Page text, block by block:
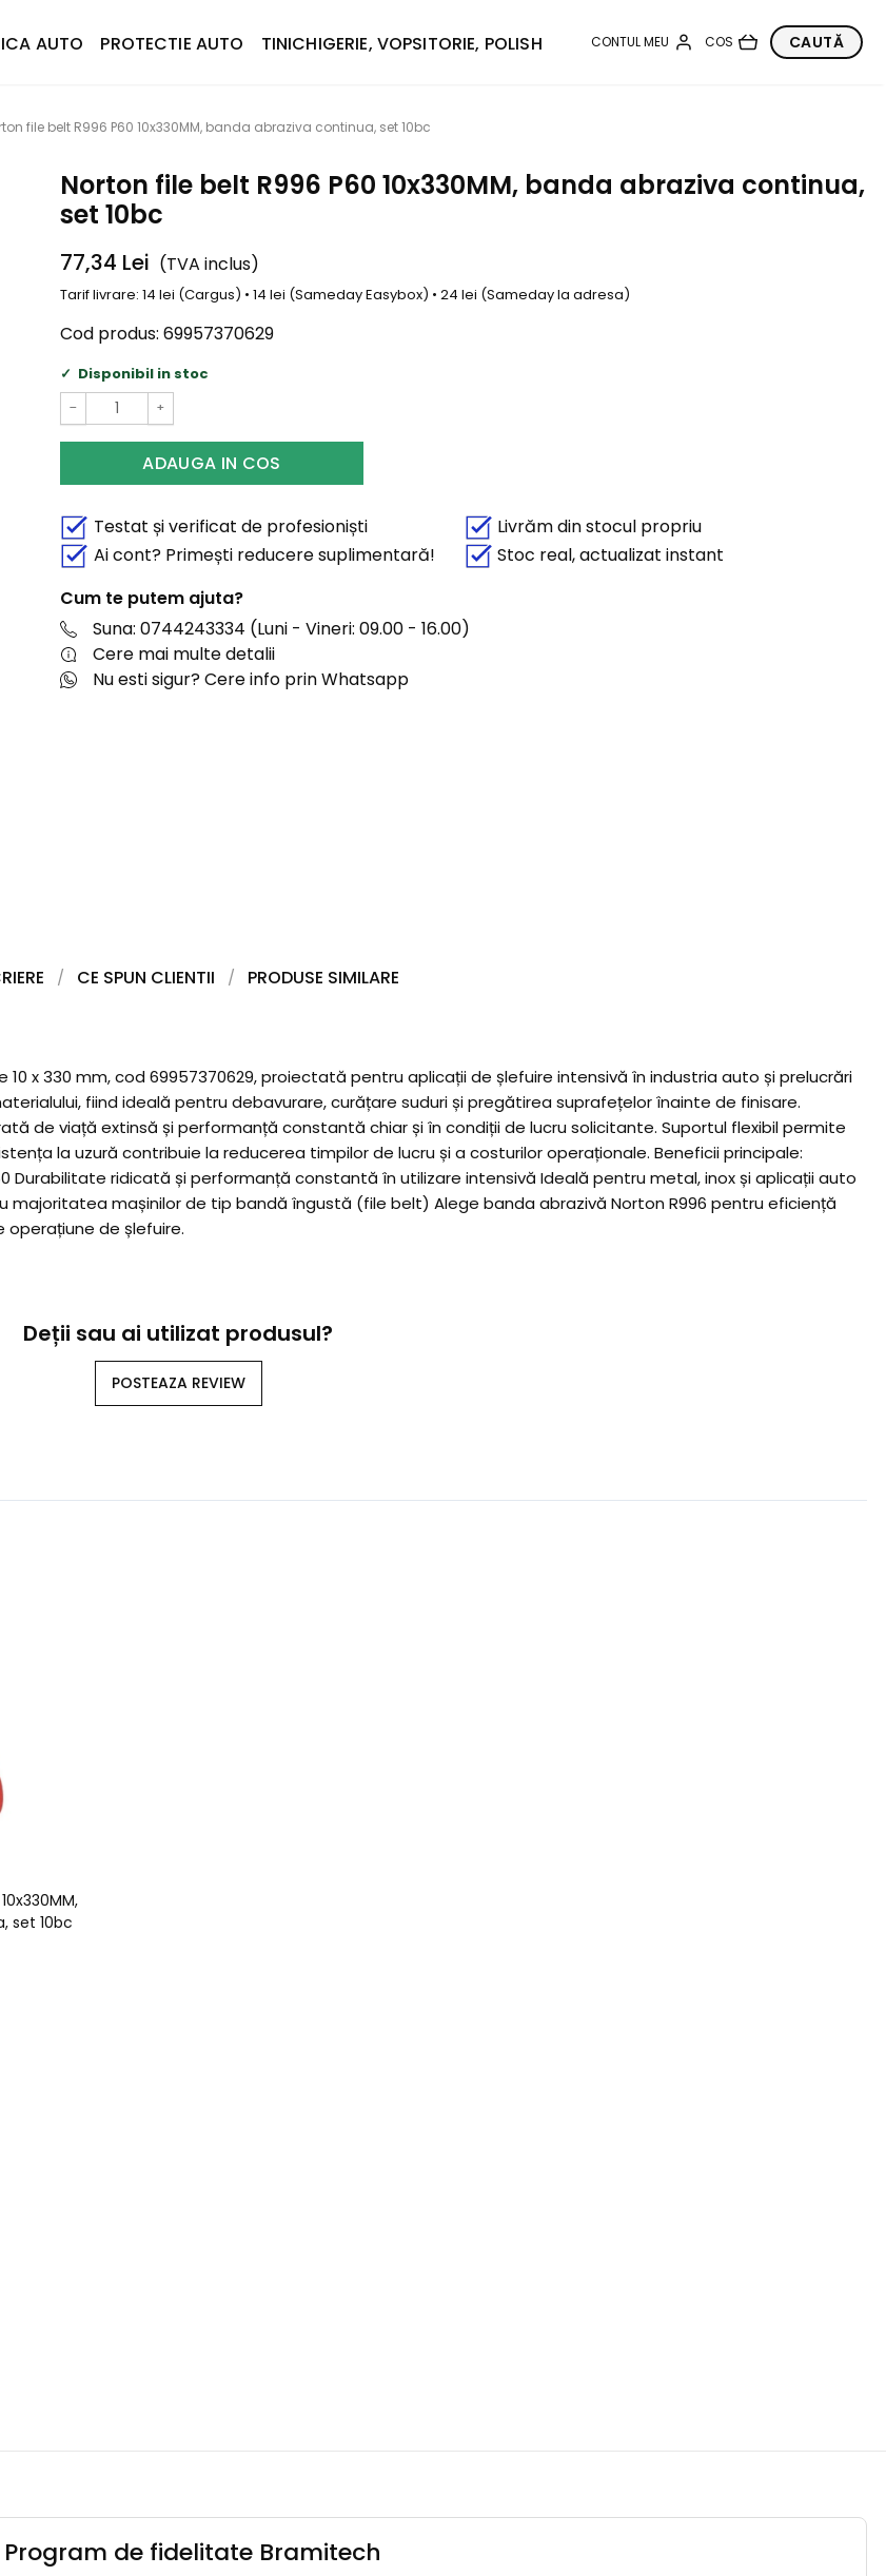
AUTO PROTECTIE AUTO TINICHIGERIE, VOPSITORIE, POLISH
file belt R996 P60 10x330MM, banda abraziva continua, set 10bc
Norton file belt R996 P60 10x330MM, banda abraziva continua,
set 10bc
77,34 Lei (TVA inclus)
Tarif livrare: 14 lei (Cargus) • 14 lei (Sameday Easybox) • 24 lei (Sameday la adresa)
Cod produs: 69957370629
Disponibil in stoc
− +
ADAUGA IN COS
Testat și verificat de profesioniști
Livrăm din stocul propriu
Ai cont? Primești reducere suplimentară!
Stoc real, actualizat instant
Cum te putem ajuta?
Suna: 0744243334 (Luni - Vineri: 09.00 - 16.00)
Cere mai multe detalii
Nu esti sigur? Cere info prin Whatsapp
CE SPUN CLIENTII PRODUSE SIMILARE
10 x 330 mm, cod 69957370629, proiectată pentru aplicații de șlefuire intensivă în industria auto și prelucrări
fiind ideală pentru debavurare, curățare suduri și pregătirea suprafețelor înainte de finisare.
de viață extinsă și performanță constantă chiar și în condiții de lucru solicitante. Suportul flexibil permite
la uzură contribuie la reducerea timpilor de lucru și a costurilor operaționale. Beneficii principale:
ridicată și performanță constantă în utilizare intensivă Ideală pentru metal, inox și aplicații auto
mașinilor de tip bandă îngustă (file belt) Alege banda abrazivă Norton R996 pentru eficiență
de șlefuire.
Deții sau ai utilizat produsul?
POSTEAZA REVIEW
set 10bc
Program de fidelitate Bramitech